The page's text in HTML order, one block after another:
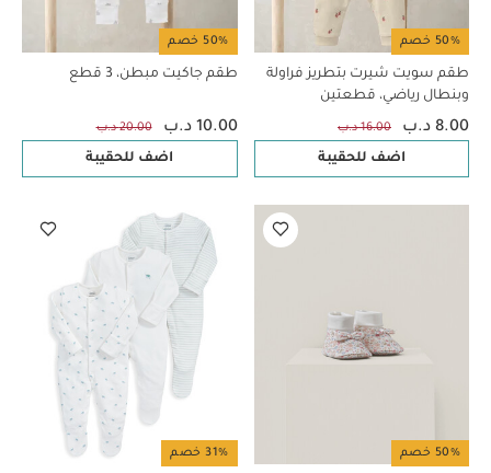
50% خصم
طقم سويت شيرت بتطريز فراولة
وبنطال رياضي، قطعتين
8.00 د.ب 16.00 د.ب
اضف للحقيبة
50% خصم
طقم جاكيت مبطن، 3 قطع
10.00 د.ب 20.00 د.ب
اضف للحقيبة
50% خصم 31% خصم